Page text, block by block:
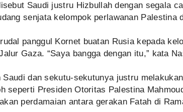
Saudi justru Hizbullah dengan segala
senjata kelompok perlawanan Palestina
panggul Kornet buatan Rusia kepada
Gaza. “Saya bangga dengan itu,” kata
dan sekutu-sekutunya justru
seperti Presiden Otoritas Palestina
perdamaian antara gerakan Fatah di